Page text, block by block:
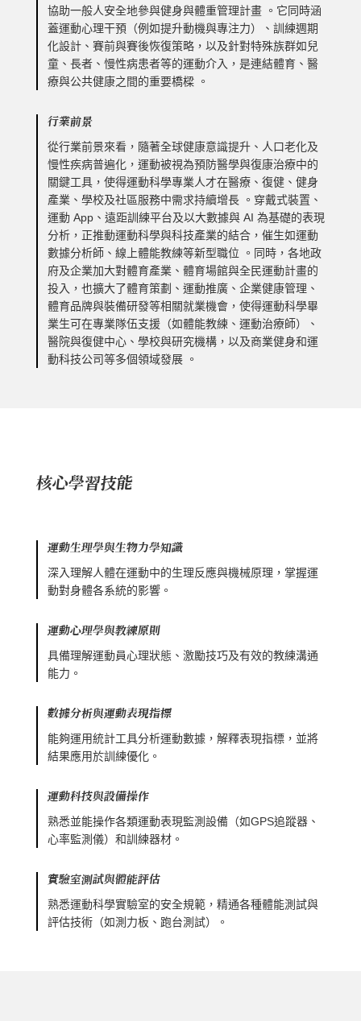
協助一般人安全地參與健身與體重管理計畫 。它同時涵
蓋運動心理干預（例如提升動機與專注力）、訓練週期
化設計、賽前與賽後恢復策略，以及針對特殊族群如兒
童、長者、慢性病患者等的運動介入，是連結體育、醫
療與公共健康之間的重要橋樑 。
行業前景
從行業前景來看，隨著全球健康意識提升、人口老化及
慢性疾病普遍化，運動被視為預防醫學與復康治療中的
關鍵工具，使得運動科學專業人才在醫療、復健、健身
產業、學校及社區服務中需求持續增長 。穿戴式裝置、
運動 App、遠距訓練平台及以大數據與 AI 為基礎的表現
分析，正推動運動科學與科技產業的結合，催生如運動
數據分析師、線上體能教練等新型職位 。同時，各地政
府及企業加大對體育產業、體育場館與全民運動計畫的
投入，也擴大了體育策劃、運動推廣、企業健康管理、
體育品牌與裝備研發等相關就業機會，使得運動科學畢
業生可在專業隊伍支援（如體能教練、運動治療師）、
醫院與復健中心、學校與研究機構，以及商業健身和運
動科技公司等多個領域發展 。
核心學習技能
運動生理學與生物力學知識
深入理解人體在運動中的生理反應與機械原理，掌握運
動對身體各系統的影響。
運動心理學與教練原則
具備理解運動員心理狀態、激勵技巧及有效的教練溝通
能力。
數據分析與運動表現指標
能夠運用統計工具分析運動數據，解釋表現指標，並將
結果應用於訓練優化。
運動科技與設備操作
熟悉並能操作各類運動表現監測設備（如GPS追蹤器、
心率監測儀）和訓練器材。
實驗室測試與體能評估
熟悉運動科學實驗室的安全規範，精通各種體能測試與
評估技術（如測力板、跑台測試）。